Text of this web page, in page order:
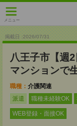
メニュー
掲載日 :2026/07/31
八王子市【週
マンションで
職種： 介護関連
派遣
職種未経験OK
WEB登録・面接OK